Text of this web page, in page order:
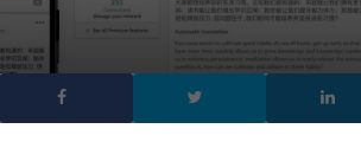
LinkedIn See